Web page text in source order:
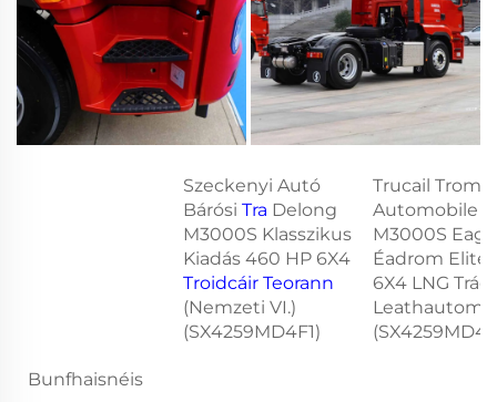
Szeckenyi Autó
Bárósi Tra Delong
M3000S Klasszikus
Kiadás 460 HP 6X4
Troidcáir Teorann
(Nemzeti VI.)
(SX4259MD4F1)
Trucail Trom
Automobile
M3000S
Éadrom Elite
6X4 LNG
Bunfhaisnéis